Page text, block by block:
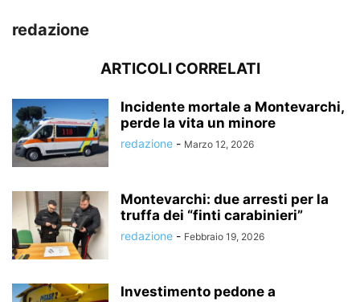
redazione
ARTICOLI CORRELATI
Incidente mortale a Montevarchi,
perde la vita un minore
redazione - Marzo 12, 2026
Montevarchi: due arresti per la
truffa dei “finti carabinieri”
redazione - Febbraio 19, 2026
Investimento pedone a